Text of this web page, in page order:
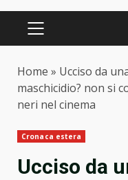
PRIMARY
Home » Ucciso da
maschicidio? non si
neri nel cinema
Cronaca estera
Ucciso da